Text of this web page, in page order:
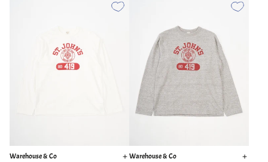
Warehouse & Co Warehouse & Co